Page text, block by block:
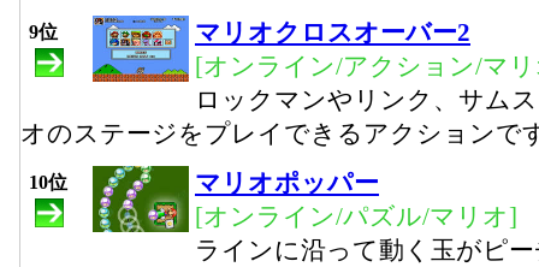
9位
マリオクロスオーバー2
[オンライン/アクション/マ
ロックマンやリンク、サム
オのステージをプレイできるアクションで
10位
マリオポッパー
[オンライン/パズル/マリオ]
ラインに沿って動く玉がピ